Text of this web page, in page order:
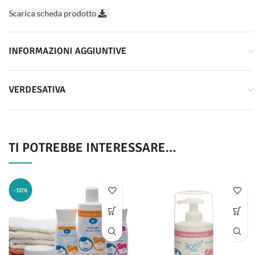
Scarica scheda prodotto
INFORMAZIONI AGGIUNTIVE
VERDESATIVA
TI POTREBBE INTERESSARE…
-10%